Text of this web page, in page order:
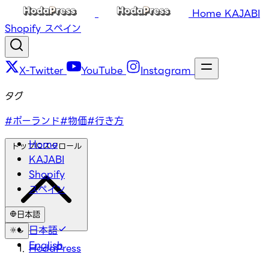
Home KAJABI
Shopify スペイン
X-Twitter YouTube Instagram
Home
KAJABI
Shopify
スペイン
日本語
日本語
English
タグ
#ポーランド#物価#行き方
トップにスクロール
HodaPress